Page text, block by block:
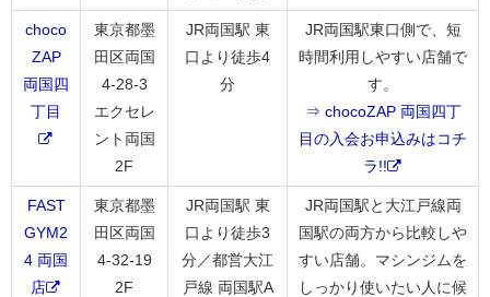
choco
ZAP
両国四
丁目
東京都墨
田区両国
4-28-3
エクセレ
ント両国
2F
JR両国駅 東
口より徒歩4
分
JR両国駅東口側で、短
時間利用しやすい店舗で
す。
⇒ chocoZAP 両国四丁
目の入会お申込みはコチ
ラ!!
FAST
GYM2
4 両国
店
東京都墨
田区両国
4-32-19
2F
JR両国駅 東
口より徒歩3
分／都営大江
戸線 両国駅A
JR両国駅と大江戸線両
国駅の両方から比較しや
すい店舗。マシンジムを
しっかり使いたい人に候